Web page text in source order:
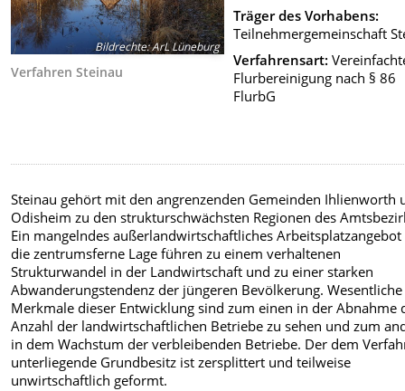
Bildrechte:ArL Lüneburg
Verfahren Steinau
Träger des Vorhabens:
Teilnehmergemeinschaft
Verfahrensart:
Flurbereinigung nach § 86
FlurbG
Steinau gehört mit den angrenzenden Gemeinden Ihlienworth
Odisheim zu den strukturschwächsten Regionen des
Ein mangelndes außerlandwirtschaftliches
die zentrumsferne Lage führen zu einem verhaltenen
Strukturwandel in der Landwirtschaft und zu einer starken
Abwanderungstendenz der jüngeren Bevölkerung. Wesentliche
Merkmale dieser Entwicklung sind zum einen in der Abnahme
Anzahl der landwirtschaftlichen Betriebe zu sehen und zum
in dem Wachstum der verbleibenden Betriebe. Der dem
unterliegende Grundbesitz ist zersplittert und teilweise
unwirtschaftlich geformt.